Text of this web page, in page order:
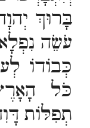
בָּרוּךְ
עֹשֵׂה
כְּבוֹדוֹ
כֹּל
תְפִלּוֹת